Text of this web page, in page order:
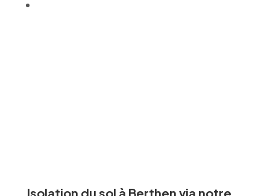
Isolation du sol à Berthen via notre